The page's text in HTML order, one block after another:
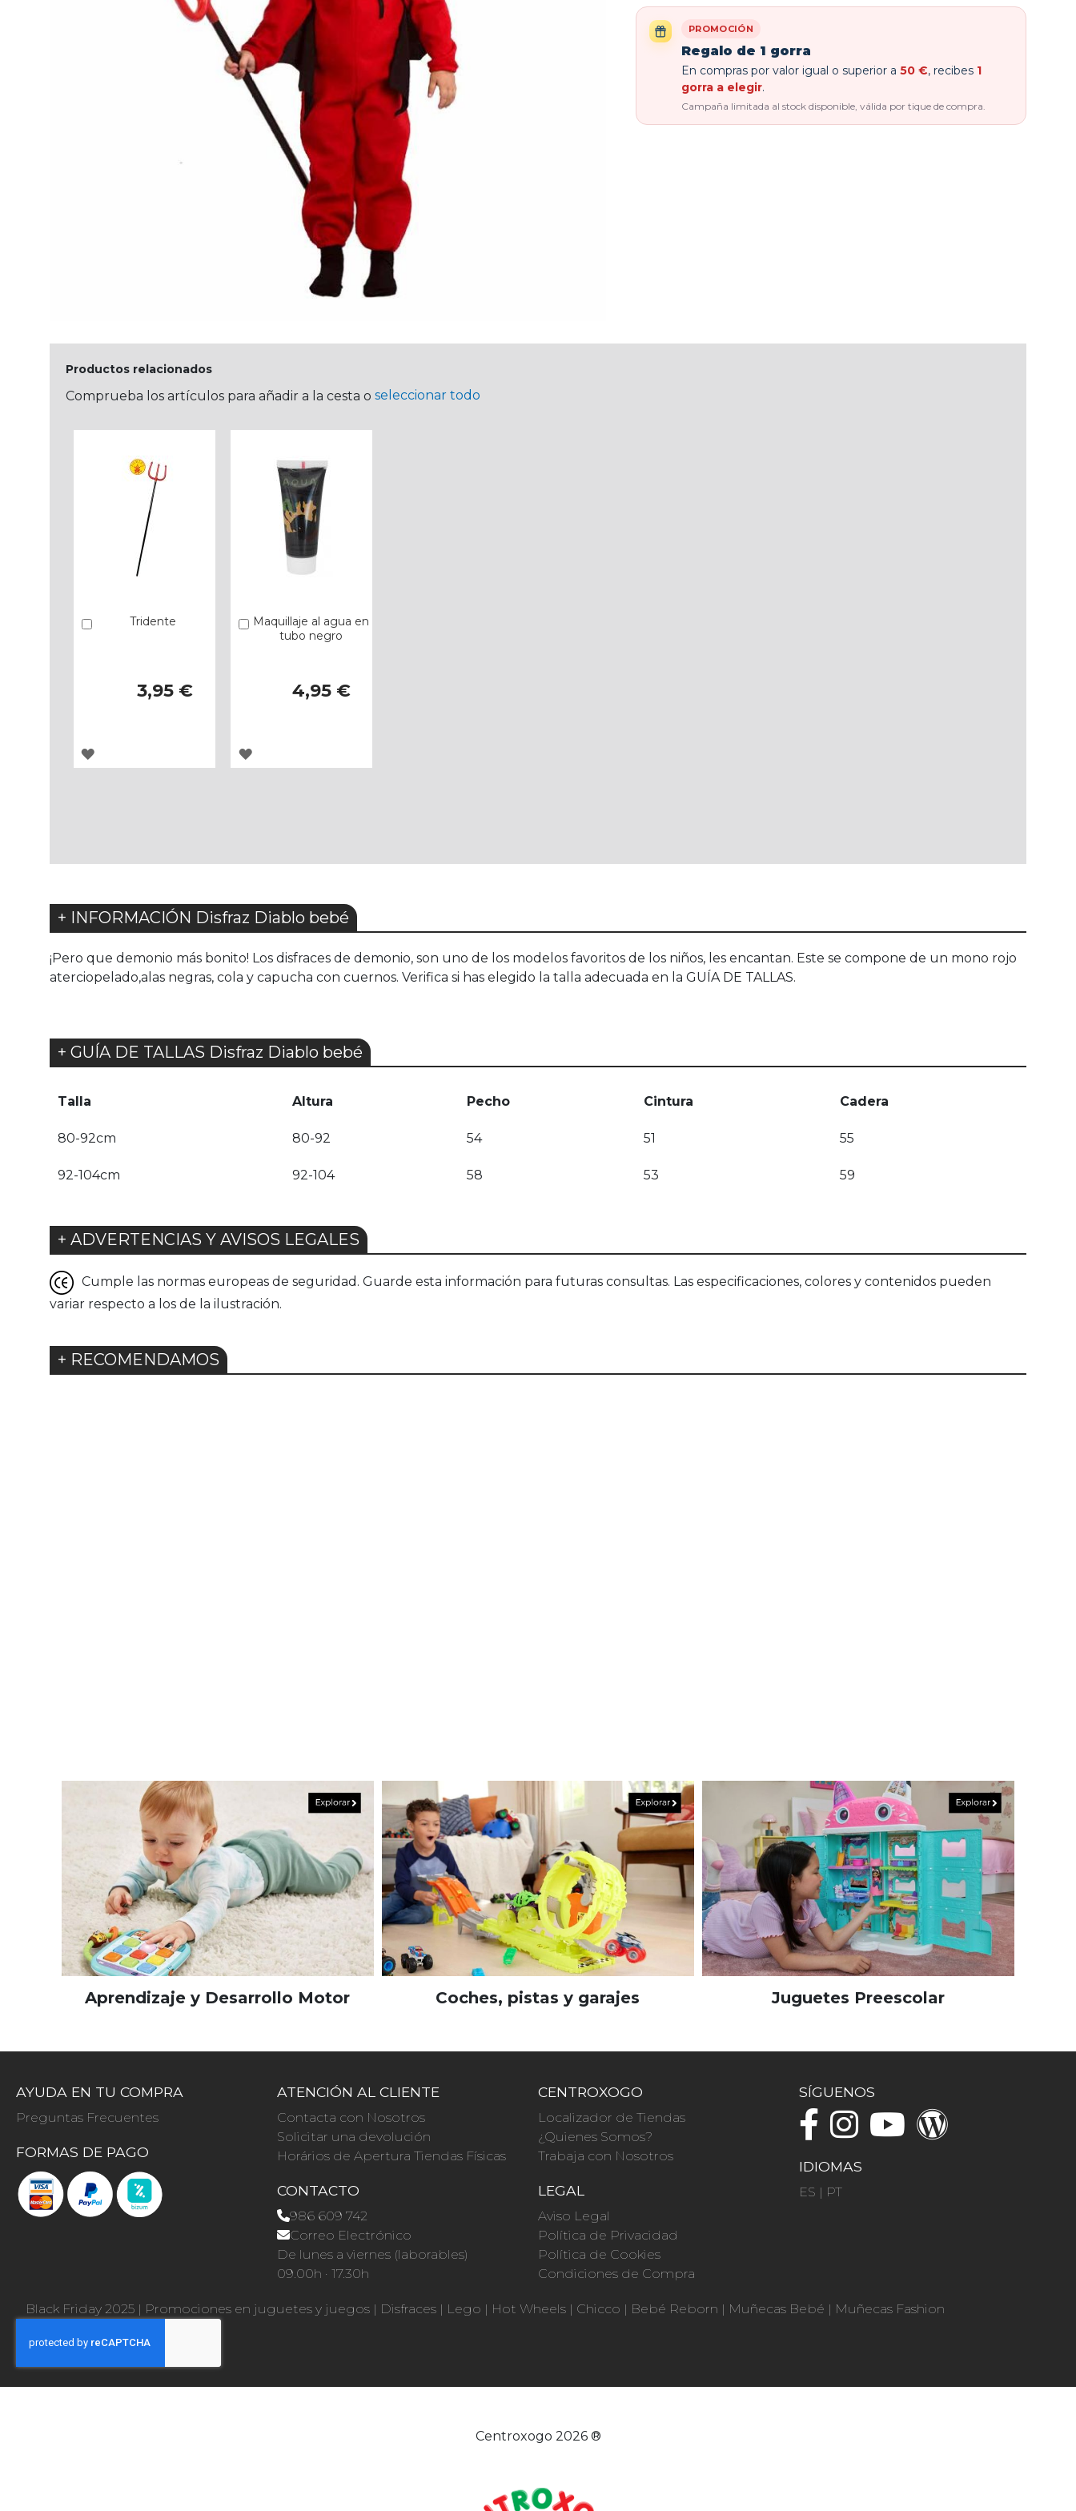
PROMOCIÓN
Regalo de 1 gorra
En compras por valor igual o superior a 50 €, recibes 1
gorra a elegir.
Campaña limitada al stock disponible, válida por tique de compra.
Productos relacionados
Comprueba los artículos para añadir a la cesta o seleccionar todo
Tridente
3,95 €
Añadir
AGREGAR
Maquillaje al agua en
tubo negro
4,95 €
Añadir
AGREGAR
+ INFORMACIÓN Disfraz Diablo bebé
¡Pero que demonio más bonito! Los disfraces de demonio, son uno de los modelos favoritos de los niños, les encantan. Este se compone de un mono rojo
aterciopelado,alas negras, cola y capucha con cuernos. Verifica si has elegido la talla adecuada en la GUÍA DE TALLAS.
+ GUÍA DE TALLAS Disfraz Diablo bebé
Talla Altura Pecho Cintura Cadera
80-92cm 80-92 54 51 55
92-104cm 92-104 58 53 59
+ ADVERTENCIAS Y AVISOS LEGALES
Cumple las normas europeas de seguridad. Guarde esta información para futuras consultas. Las especificaciones, colores y contenidos pueden
variar respecto a los de la ilustración.
+ RECOMENDAMOS
Aprendizaje y Desarrollo Motor Coches, pistas y garajes Juguetes Preescolar
AYUDA EN TU COMPRA
Preguntas Frecuentes
FORMAS DE PAGO
ATENCIÓN AL CLIENTE
Contacta con Nosotros
Solicitar una devolución
Horários de Apertura Tiendas Físicas
CONTACTO
986 609 742
Correo Electrónico
De lunes a viernes (laborables)
09.00h · 17.30h
CENTROXOGO
Localizador de Tiendas
¿Quienes Somos?
Trabaja con Nosotros
LEGAL
Aviso Legal
Política de Privacidad
Política de Cookies
Condiciones de Compra
SÍGUENOS
IDIOMAS
ES | PT
Black Friday 2025 | Promociones en juguetes y juegos | Disfraces | Lego | Hot Wheels | Chicco | Bebé Reborn | Muñecas Bebé | Muñecas Fashion
Centroxogo 2026 ®